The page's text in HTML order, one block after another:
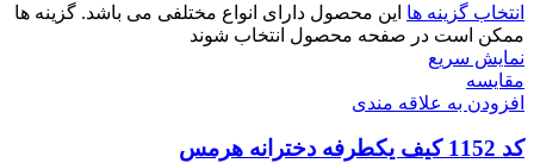
انتخاب گزینه ها این محصول دارای انواع مختلفی می باشد. گزینه ها
ممکن است در صفحه محصول انتخاب شوند
نمایش سریع
مقايسه
افزودن به علاقه مندی
کد 1152 کیف یکطرفه دخترانه هرمس